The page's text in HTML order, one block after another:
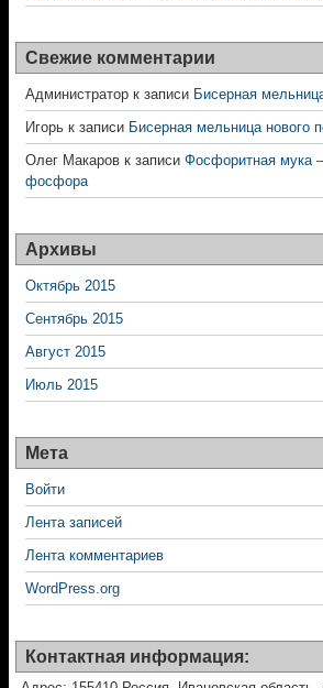
Свежие комментарии
Администратор к записи Бисерная
Игорь к записи Бисерная мельница нового
Олег Макаров к записи Фосфоритная мука
фосфора
Архивы
Октябрь 2015
Сентябрь 2015
Август 2015
Июль 2015
Мета
Войти
Лента записей
Лента комментариев
WordPress.org
Контактная информация: